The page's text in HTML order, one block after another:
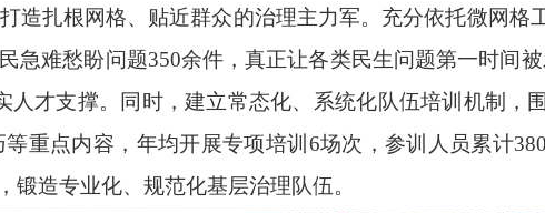
造扎根网格、贴近群众的治理主力军。充分依托微网格
急难愁盼问题350余件，真正让各类民生问题第一时间
才支撑。同时，建立常态化、系统化队伍培训机制，
重点内容，年均开展专项培训6场次，参训人员累计
造专业化、规范化基层治理队伍。